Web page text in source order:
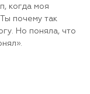
когда моя
почему так
Но поняла, что